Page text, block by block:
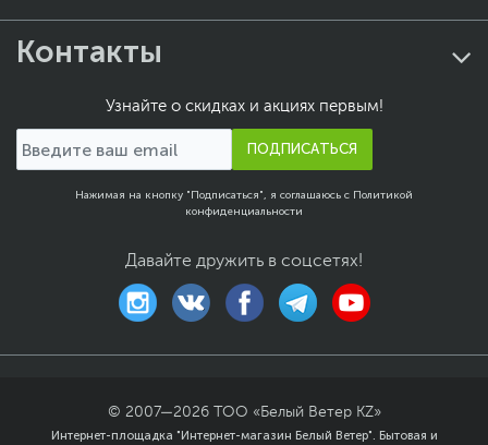
Контакты
Узнайте о скидках и акциях первым!
ПОДПИСАТЬСЯ
Нажимая на кнопку "Подписаться", я соглашаюсь с Политикой
конфиденциальности
Давайте дружить в соцсетях!
© 2007—2026
ТОО «Белый Ветер KZ»
Интернет-площадка "Интернет-магазин Белый Ветер". Бытовая и